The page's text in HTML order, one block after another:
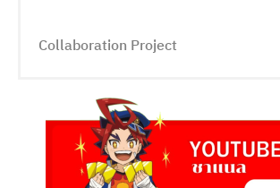
Collaboration Project